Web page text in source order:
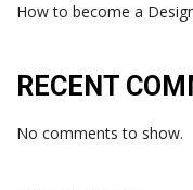
How to become a
RECENT
No comments to show.